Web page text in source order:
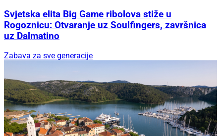
Svjetska elita Big Game ribolova stiže u
Rogoznicu: Otvaranje uz Soulfingers, završnica
uz Dalmatino
Zabava za sve generacije